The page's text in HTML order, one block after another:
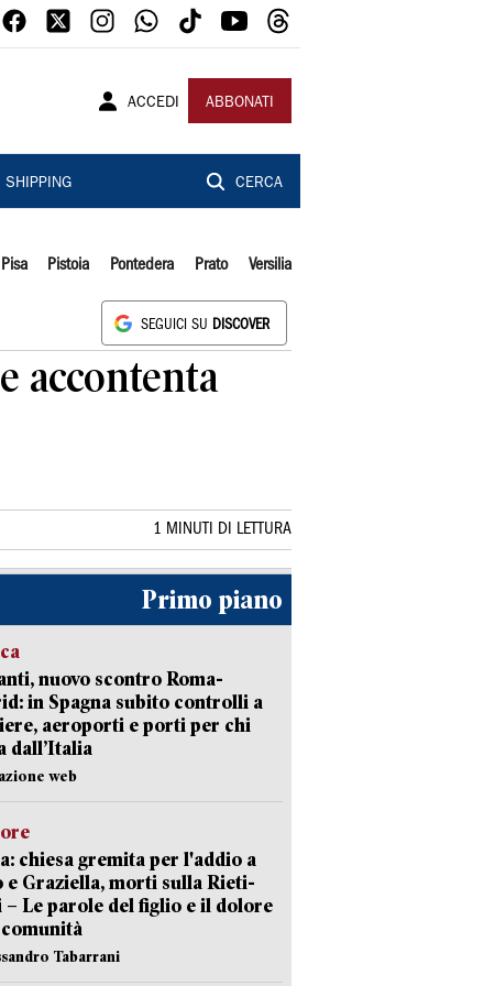
ACCEDI ABBONATI
SHIPPING CERCA
Pisa Pistoia Pontedera Prato Versilia
SEGUICI SU DISCOVER
accontenta
1 MINUTI DI LETTURA
Primo piano
nuovo scontro Roma-
in Spagna subito controlli a
aeroporti e porti per chi
dall’Italia
web
chiesa gremita per l'addio a
e Graziella, morti sulla Rieti-
– Le parole del figlio e il dolore
Tabarrani